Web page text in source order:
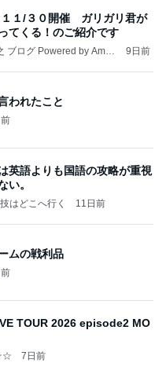
１１/３０開催 ガリガリ君が
てくる！のご紹介です
ブログ Powered by Ameb
9日前
われたこと
英語よりも国語の攻略が重視
い。
はどこへ行く 11日前
ムの戦利品
TOUR 2026 episode2 MO
7日前